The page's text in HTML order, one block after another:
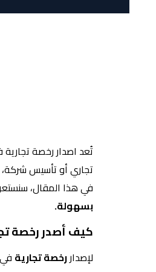
تُعد اصدار رخصة
تجاري أو تأسيس
في هذا المقال،
بسهولة.
كيف أصدر رخصة
لإصداررخصة تجارية